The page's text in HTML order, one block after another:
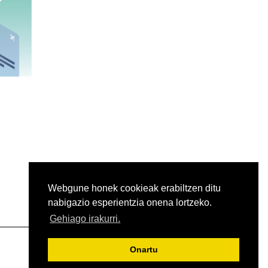
Webgune honek cookieak erabiltzen ditu
nabigazio esperientzia onena lortzeko.
Gehiago irakurri.
Onartu